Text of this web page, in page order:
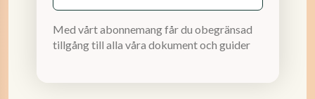
Med vårt abonnemang får du obegränsad
tillgång till alla våra dokument och guider